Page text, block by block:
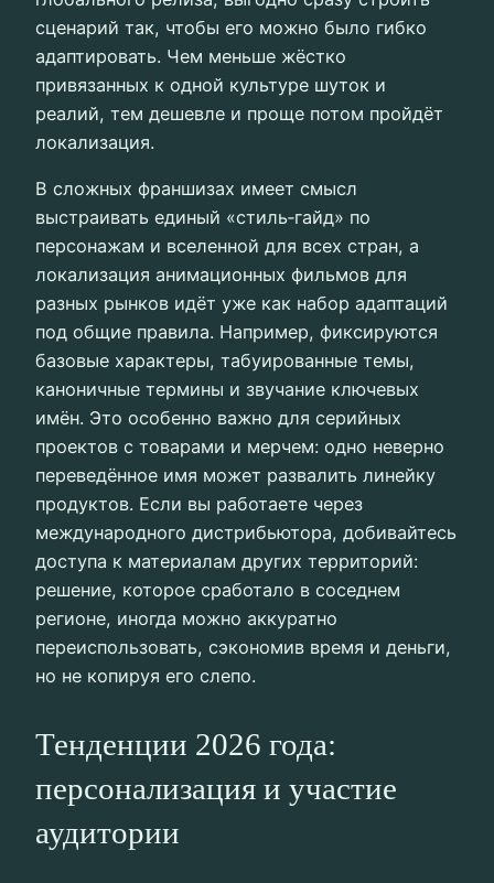
сценарий так, чтобы его можно было гибко
адаптировать. Чем меньше жёстко
привязанных к одной культуре шуток и
реалий, тем дешевле и проще потом пройдёт
локализация.
В сложных франшизах имеет смысл
выстраивать единый «стиль‑гайд» по
персонажам и вселенной для всех стран, а
локализация анимационных фильмов для
разных рынков идёт уже как набор адаптаций
под общие правила. Например, фиксируются
базовые характеры, табуированные темы,
каноничные термины и звучание ключевых
имён. Это особенно важно для серийных
проектов с товарами и мерчем: одно неверно
переведённое имя может развалить линейку
продуктов. Если вы работаете через
международного дистрибьютора, добивайтесь
доступа к материалам других территорий:
решение, которое сработало в соседнем
регионе, иногда можно аккуратно
переиспользовать, сэкономив время и деньги,
но не копируя его слепо.
Тенденции 2026 года:
персонализация и участие
аудитории